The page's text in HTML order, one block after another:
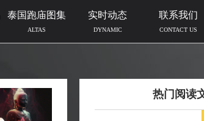
泰国跑庙图集
ALTAS
实时动态
DYNAMIC
联系我们
CONTACT US
热门阅读